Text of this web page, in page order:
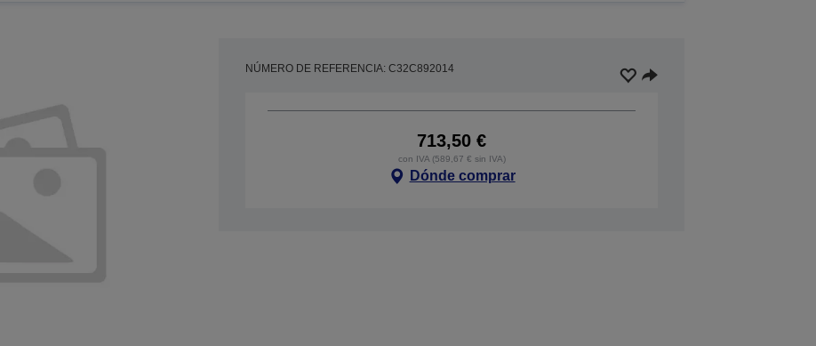
NÚMERO DE REFERENCIA: C32C892014
713,50 €
con IVA (589,67 € sin IVA)
Dónde comprar